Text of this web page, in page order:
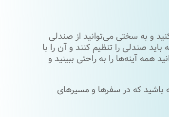
و به سختی می‌توانید از صندلی
صندلی را تنظیم کنند و آن را با
همه آینه‌ها را به راحتی ببینید و
باشید که در سفرها و مسیرهای